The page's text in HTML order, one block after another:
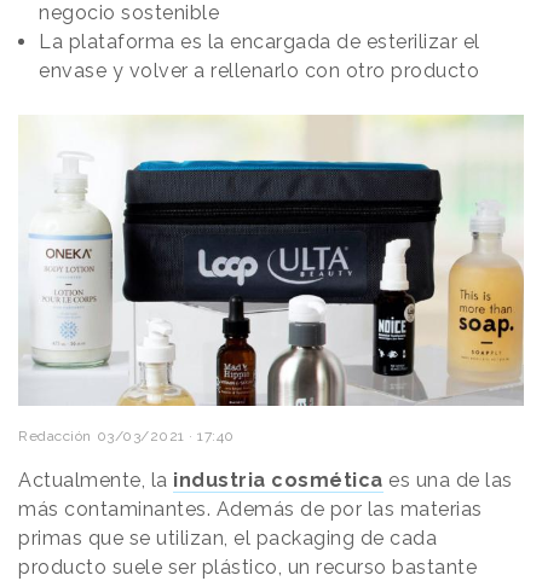
negocio sostenible
La plataforma es la encargada de esterilizar el
envase y volver a rellenarlo con otro producto
Redacción 03/03/2021 · 17:40
Actualmente, la industria cosmética es una de las
más contaminantes. Además de por las materias
primas que se utilizan, el packaging de cada
producto suele ser plástico, un recurso bastante